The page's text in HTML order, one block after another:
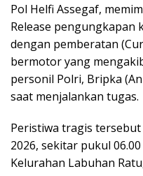
Pol Helfi Assegaf,
Release pengungkapan
dengan pemberatan
bermotor yang
personil Polri, Bripka
saat menjalankan tugas.
Peristiwa tragis
2026, sekitar pukul
Kelurahan Labuhan